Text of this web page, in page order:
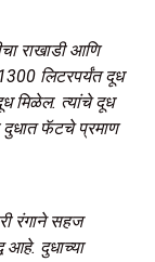
राखाडी आणि
1300 लिटरपर्यंत दूध
मिळेल. त्यांचे दूध
दुधात फॅटचे प्रमाण
रंगाने सहज
आहे. दुधाच्या